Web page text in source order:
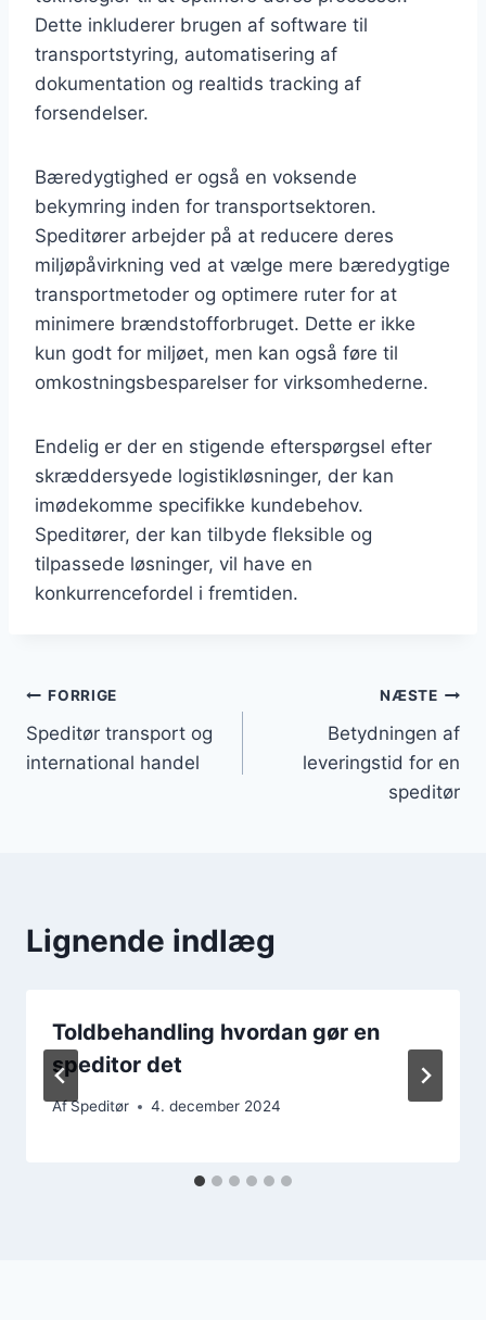
Dette inkluderer brugen af software til
transportstyring, automatisering af
dokumentation og realtids tracking af
forsendelser.
Bæredygtighed er også en voksende
bekymring inden for transportsektoren.
Speditører arbejder på at reducere deres
miljøpåvirkning ved at vælge mere bæredygtige
transportmetoder og optimere ruter for at
minimere brændstofforbruget. Dette er ikke
kun godt for miljøet, men kan også føre til
omkostningsbesparelser for virksomhederne.
Endelig er der en stigende efterspørgsel efter
skræddersyede logistikløsninger, der kan
imødekomme specifikke kundebehov.
Speditører, der kan tilbyde fleksible og
tilpassede løsninger, vil have en
konkurrencefordel i fremtiden.
Indlægsnavigation
FORRIGE
Speditør transport og
international handel
NÆSTE
Betydningen af
leveringstid for en
speditør
Lignende indlæg
Toldbehandling hvordan gør en
speditor det
AfSpeditør 4. december 2024